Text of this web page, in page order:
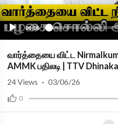
00:00
வார்த்தையை விட்ட
AMMK பதிலடி | TTV
0
24Views · 03/06/26